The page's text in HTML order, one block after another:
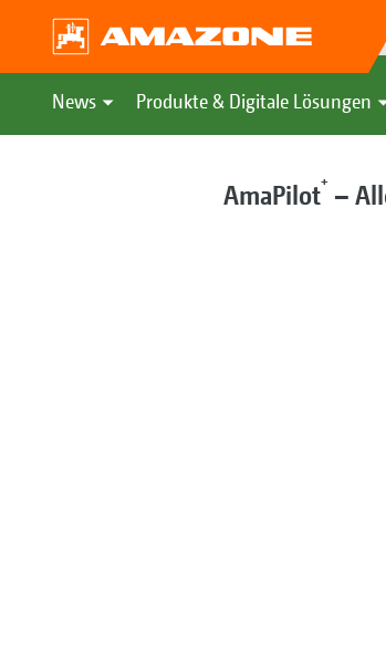
News Produkte & Digitale Lösungen
AmaPilot+ –